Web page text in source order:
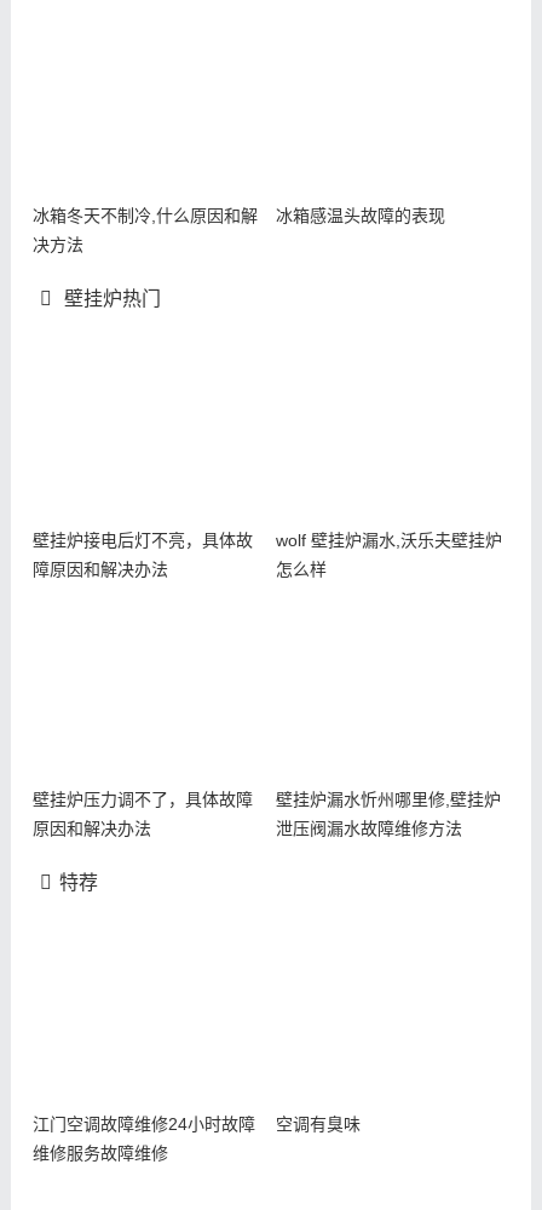
冰箱冬天不制冷,什么原因和解
决方法
冰箱感温头故障的表现
壁挂炉热门
壁挂炉接电后灯不亮，具体故
障原因和解决办法
wolf 壁挂炉漏水,沃乐夫壁挂炉
怎么样
壁挂炉压力调不了，具体故障
原因和解决办法
壁挂炉漏水忻州哪里修,壁挂炉
泄压阀漏水故障维修方法
特荐
江门空调故障维修24小时故障
维修服务故障维修
空调有臭味